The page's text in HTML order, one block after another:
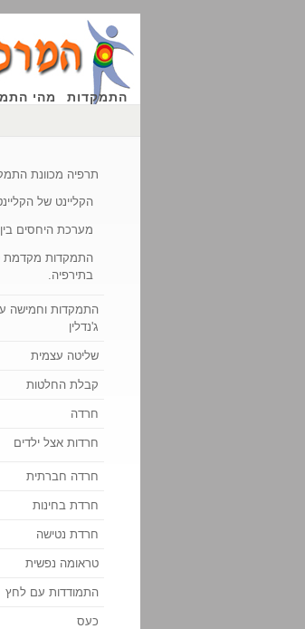
התמקדות מהי
תרפיה מכוונת
הקליינט של
מערכת היחסים
התמקדות מקדמת
בתירפיה.
התמקדות וחמישה
ג'נדלין
שליטה עצמית
קבלת החלטות
חרדה
חרדות אצל ילדים
חרדה חברתית
חרדת בחינות
חרדת נטישה
טראומה נפשית
התמודדות עם לחץ
כעס